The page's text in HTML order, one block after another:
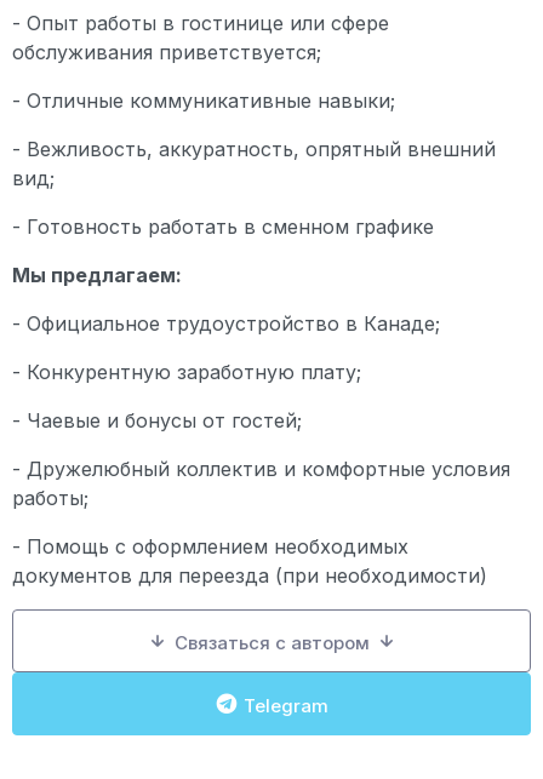
- Опыт работы в гостинице или сфере
обслуживания приветствуется;
- Отличные коммуникативные навыки;
- Вежливость, аккуратность, опрятный внешний
вид;
- Готовность работать в сменном графике
Мы предлагаем:
- Официальное трудоустройство в Канаде;
- Конкурентную заработную плату;
- Чаевые и бонусы от гостей;
- Дружелюбный коллектив и комфортные условия
работы;
- Помощь с оформлением необходимых
документов для переезда (при необходимости)
Связаться с автором
Telegram